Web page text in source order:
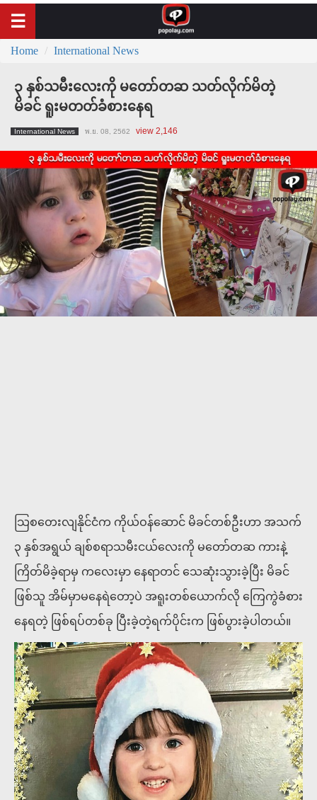
Home International News
၃ နှစ်သမီးလေးကို မတော်တဆ သတ်လိုက်မိတဲ့
မိခင် ရူးမတတ်ခံစားနေရ
International News พ.ย. 08, 2562 view 2,146
သြစတေးလျနိုင်ငံက ကိုယ်ဝန်ဆောင် မိခင်တစ်ဦးဟာ အသက်
၃ နှစ်အရွယ် ချစ်စရာသမီးငယ်လေးကို မတော်တဆ ကားနဲ့
ကြိတ်မိခဲ့ရာမှ ကလေးမှာ နေရာတင် သေဆုံးသွားခဲ့ပြီး မိခင်
ဖြစ်သူ အိမ်မှာမနေရဲတော့ပဲ အရူးတစ်ယောက်လို ကြေကွဲခံစား
နေရတဲ့ ဖြစ်ရပ်တစ်ခု ပြီးခဲ့တဲ့ရက်ပိုင်းက ဖြစ်ပွားခဲ့ပါတယ်။